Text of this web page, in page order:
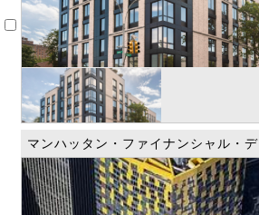
マンハッタン・ファイナンシャル・